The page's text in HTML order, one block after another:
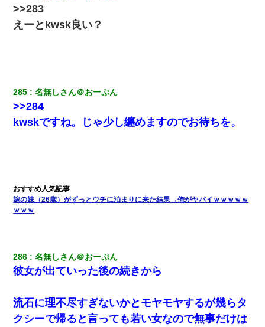
22歳の頃、父に36歳の男性とお見合いをしてくれと頼まれた。父
妻「ずっと好きだった人と一緒になりたいから、わかれてくださ
い」→離婚後、娘と実家で生活してると…
新卒の女性社員に1年半ストーカーされていた。俺「マジで怖い」
上司「話をしてみる」→女性社員「実は10数年前に…」
ＤＮＡ検査『血縁関係０％』旦那「やっぱり托卵だったんだ…」
【悲報】お風呂で父親と姉が完全に行為してるんだが...
>>283
えーとkwsk良い？
285 名無しさん＠おーぷん
>>284
kwskですね。じゃ少し纏めますのでお待ちを。
嫁の妹（26歳）がずっとウチに泊まりに来た結果→俺がヤバイｗｗｗｗｗ
ｗｗｗ
286 名無しさん＠おーぷん
彼女が出ていった後の続きから
流石に理不尽すぎないかとモヤモヤするが幾らタ
クシーで帰ると言っても若い女なので無事だけは